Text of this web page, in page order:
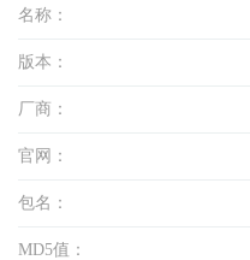
名称：
版本：
厂商：
官网：
包名：
MD5值：